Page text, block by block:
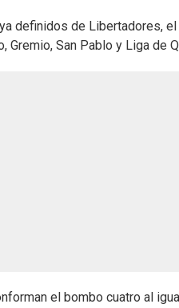
definidos de Libertadores,
Gremio, San Pablo y Liga de
el bombo cuatro al